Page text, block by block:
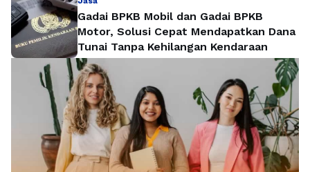
Gadai BPKB Mobil dan Gadai BPKB
Motor, Solusi Cepat Mendapatkan Dana
Tunai Tanpa Kehilangan Kendaraan